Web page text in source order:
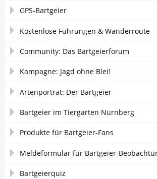
GPS-Bartgeier
Kostenlose Führungen & Wanderroute
Community: Das Bartgeierforum
Kampagne: Jagd ohne Blei!
Artenporträt: Der Bartgeier
Bartgeier im Tiergarten Nürnberg
Produkte für Bartgeier-Fans
Meldeformular für Bartgeier-
Bartgeierquiz